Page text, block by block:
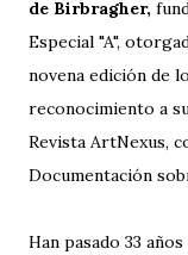
de Birbragher,
Especial "A",
novena edición de
reconocimiento a
Revista ArtNexus,
Documentación
Han pasado 33